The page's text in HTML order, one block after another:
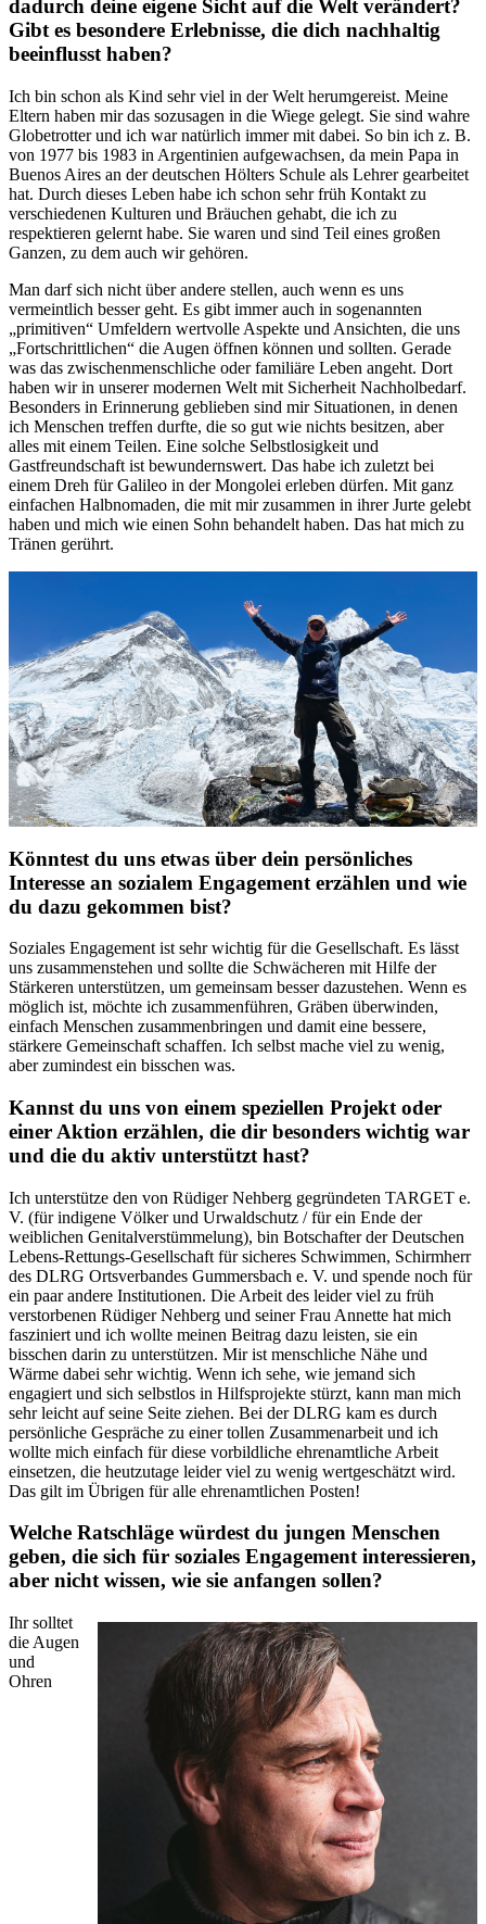
dadurch deine eigene Sicht auf die Welt verändert?
Gibt es besondere Erlebnisse, die dich nachhaltig
beeinflusst haben?
Ich bin schon als Kind sehr viel in der Welt herumgereist. Meine
Eltern haben mir das sozusagen in die Wiege gelegt. Sie sind wahre
Globetrotter und ich war natürlich immer mit dabei. So bin ich z. B.
von 1977 bis 1983 in Argentinien aufgewachsen, da mein Papa in
Buenos Aires an der deutschen Hölters Schule als Lehrer gearbeitet
hat. Durch dieses Leben habe ich schon sehr früh Kontakt zu
verschiedenen Kulturen und Bräuchen gehabt, die ich zu
respektieren gelernt habe. Sie waren und sind Teil eines großen
Ganzen, zu dem auch wir gehören.
Man darf sich nicht über andere stellen, auch wenn es uns
vermeintlich besser geht. Es gibt immer auch in sogenannten
„primitiven“ Umfeldern wertvolle Aspekte und Ansichten, die uns
„Fortschrittlichen“ die Augen öffnen können und sollten. Gerade
was das zwischenmenschliche oder familiäre Leben angeht. Dort
haben wir in unserer modernen Welt mit Sicherheit Nachholbedarf.
Besonders in Erinnerung geblieben sind mir Situationen, in denen
ich Menschen treffen durfte, die so gut wie nichts besitzen, aber
alles mit einem Teilen. Eine solche Selbstlosigkeit und
Gastfreundschaft ist bewundernswert. Das habe ich zuletzt bei
einem Dreh für Galileo in der Mongolei erleben dürfen. Mit ganz
einfachen Halbnomaden, die mit mir zusammen in ihrer Jurte gelebt
haben und mich wie einen Sohn behandelt haben. Das hat mich zu
Tränen gerührt.
Könntest du uns etwas über dein persönliches
Interesse an sozialem Engagement erzählen und wie
du dazu gekommen bist?
Soziales Engagement ist sehr wichtig für die Gesellschaft. Es lässt
uns zusammenstehen und sollte die Schwächeren mit Hilfe der
Stärkeren unterstützen, um gemeinsam besser dazustehen. Wenn es
möglich ist, möchte ich zusammenführen, Gräben überwinden,
einfach Menschen zusammenbringen und damit eine bessere,
stärkere Gemeinschaft schaffen. Ich selbst mache viel zu wenig,
aber zumindest ein bisschen was.
Kannst du uns von einem speziellen Projekt oder
einer Aktion erzählen, die dir besonders wichtig war
und die du aktiv unterstützt hast?
Ich unterstütze den von Rüdiger Nehberg gegründeten TARGET e.
V. (für indigene Völker und Urwaldschutz / für ein Ende der
weiblichen Genitalverstümmelung), bin Botschafter der Deutschen
Lebens-Rettungs-Gesellschaft für sicheres Schwimmen, Schirmherr
des DLRG Ortsverbandes Gummersbach e. V. und spende noch für
ein paar andere Institutionen. Die Arbeit des leider viel zu früh
verstorbenen Rüdiger Nehberg und seiner Frau Annette hat mich
fasziniert und ich wollte meinen Beitrag dazu leisten, sie ein
bisschen darin zu unterstützen. Mir ist menschliche Nähe und
Wärme dabei sehr wichtig. Wenn ich sehe, wie jemand sich
engagiert und sich selbstlos in Hilfsprojekte stürzt, kann man mich
sehr leicht auf seine Seite ziehen. Bei der DLRG kam es durch
persönliche Gespräche zu einer tollen Zusammenarbeit und ich
wollte mich einfach für diese vorbildliche ehrenamtliche Arbeit
einsetzen, die heutzutage leider viel zu wenig wertgeschätzt wird.
Das gilt im Übrigen für alle ehrenamtlichen Posten!
Welche Ratschläge würdest du jungen Menschen
geben, die sich für soziales Engagement interessieren,
aber nicht wissen, wie sie anfangen sollen?
Ihr solltet
die Augen
und
Ohren